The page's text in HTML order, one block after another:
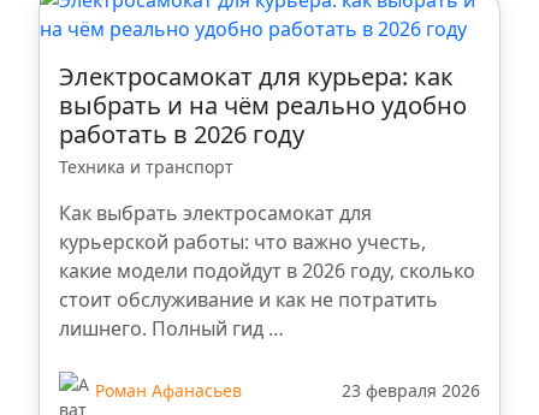
Киров
Мурманск
Новый Уренгой
Смоленск
Рязань
Электросамокат для курьера: как
выбрать и на чём реально удобно
работать в 2026 году
Техника и транспорт
Как выбрать электросамокат для
курьерской работы: что важно учесть,
какие модели подойдут в 2026 году, сколько
стоит обслуживание и как не потратить
лишнего. Полный гид …
Роман Афанасьев 23 февраля 2026